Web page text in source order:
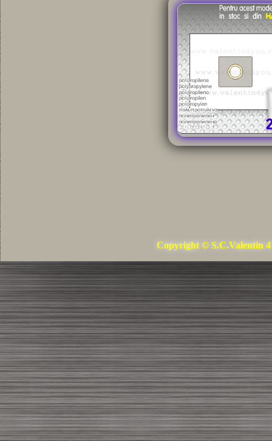
Copyright © S.C.Valentin